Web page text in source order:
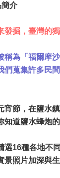
介
發掘，臺灣的
稱為「福爾摩
們蒐集許多民
宵節，在鹽水
知道鹽水蜂炮
選16種各地不
景照片加深與